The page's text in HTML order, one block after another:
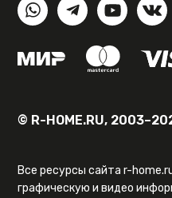
© R-HOME.RU,
Все ресурсы сайта r-
графическую и видео